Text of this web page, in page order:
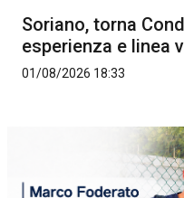
Soriano, torna
esperienza e linea
01/08/2026 18:33